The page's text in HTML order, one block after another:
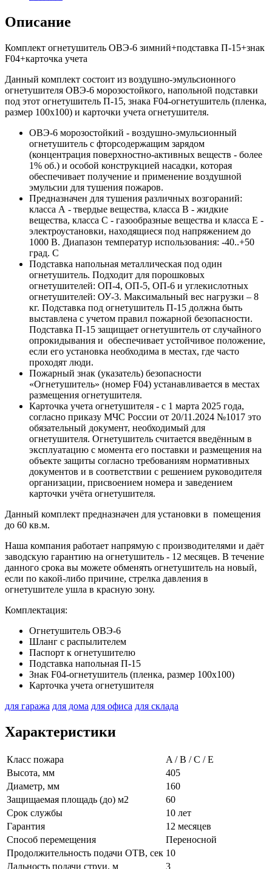
Описание
Комплект огнетушитель ОВЭ-6 зимний+подставка П-15+знак
F04+карточка учета
Данный комплект состоит из воздушно-эмульсионного
огнетушителя ОВЭ-6 морозостойкого, напольной подставки
под этот огнетушитель П-15, знака F04-огнетушитель (пленка,
размер 100х100) и карточки учета огнетушителя.
ОВЭ-6 морозостойкий - воздушно-эмульсионный
огнетушитель с фторсодержащим зарядом
(концентрация поверхностно-активных веществ - более
1% об.) и особой конструкцией насадки, которая
обеспечивает получение и применение воздушной
эмульсии для тушения пожаров.
Предназначен для тушения различных возгораний:
класса А - твердые вещества, класса В - жидкие
вещества, класса С - газообразные вещества и класса Е -
электроустановки, находящиеся под напряжением до
1000 В. Диапазон температур использования: -40..+50
град. С
Подставка напольная металлическая под один
огнетушитель. Подходит для порошковых
огнетушителей: ОП-4, ОП-5, ОП-6 и углекислотных
огнетушителей: ОУ-3. Максимальный вес нагрузки – 8
кг. Подставка под огнетушитель П-15 должна быть
выставлена с учетом правил пожарной безопасности.
Подставка П-15 защищает огнетушитель от случайного
опрокидывания и обеспечивает устойчивое положение,
если его установка необходима в местах, где часто
проходят люди.
Пожарный знак (указатель) безопасности
«Огнетушитель» (номер F04) устанавливается в местах
размещения огнетушителя.
Карточка учета огнетушителя - с 1 марта 2025 года,
согласно приказу МЧС России от 20/11.2024 №1017 это
обязательный документ, необходимый для
огнетушителя. Огнетушитель считается введённым в
эксплуатацию с момента его поставки и размещения на
объекте защиты согласно требованиям нормативных
документов и в соответствии с решением руководителя
организации, присвоением номера и заведением
карточки учёта огнетушителя.
Данный комплект предназначен для установки в помещения
до 60 кв.м.
Наша компания работает напрямую с производителями и даёт
заводскую гарантию на огнетушитель - 12 месяцев. В течение
данного срока вы можете обменять огнетушитель на новый,
если по какой-либо причине, стрелка давления в
огнетушителе ушла в красную зону.
Комплектация:
Огнетушитель ОВЭ-6
Шланг с распылителем
Паспорт к огнетушителю
Подставка напольная П-15
Знак F04-огнетушитель (пленка, размер 100х100)
Карточка учета огнетушителя
для гаража для дома для офиса для склада
Характеристики
Класс пожара
A / B / C / E
Высота, мм
405
Диаметр, мм
160
Защищаемая площадь (до) м2
60
Срок службы
10 лет
Гарантия
12 месяцев
Способ перемещения
Переносной
Продолжительность подачи ОТВ, сек 10
Дальность подачи струи, м
3